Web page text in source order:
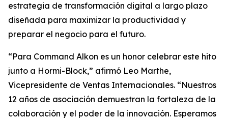
estrategia de transformación digital a largo plazo
diseñada para maximizar la productividad y
preparar el negocio para el futuro.
“Para Command Alkon es un honor celebrar este hito
junto a Hormi-Block,” afirmó Leo Marthe,
Vicepresidente de Ventas Internacionales. “Nuestros
12 años de asociación demuestran la fortaleza de la
colaboración y el poder de la innovación. Esperamos